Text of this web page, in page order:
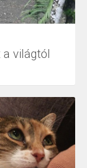
világtól